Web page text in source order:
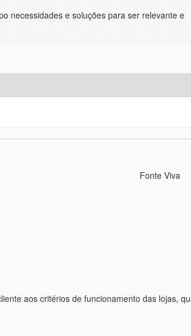
necessidades e soluções para ser relevante e
Fonte Viva
aos critérios de funcionamento das lojas,